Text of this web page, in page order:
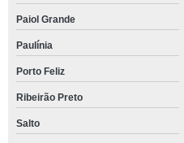
Paiol Grande
Paulínia
Porto Feliz
Ribeirão Preto
Salto